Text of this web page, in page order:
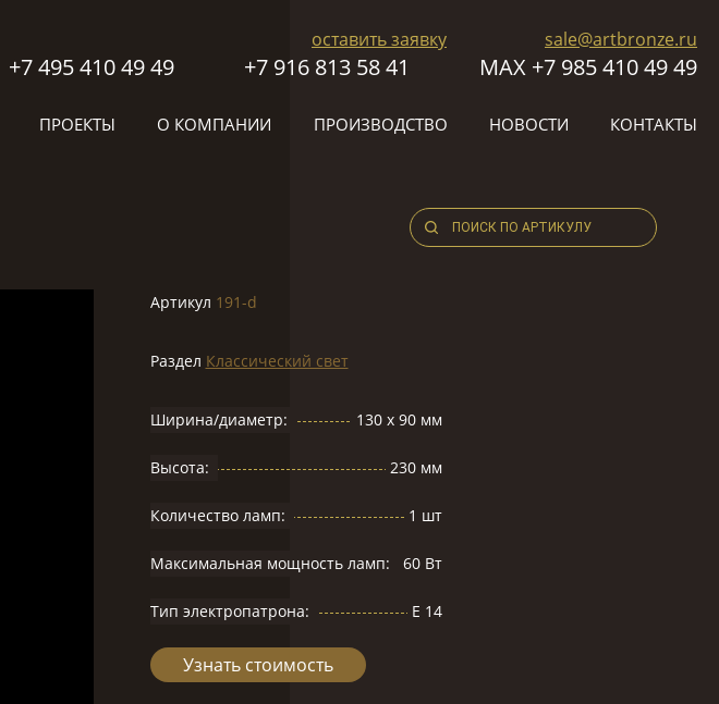
оставить заявку sale@artbronze.ru
+7 495 410 49 49 +7 916 813 58 41 МАХ +7 985 410 49 49
ПРОЕКТЫ О КОМПАНИИ ПРОИЗВОДСТВО НОВОСТИ КОНТАКТЫ
Артикул 191-d
Раздел Классический свет
Ширина/диаметр: 130 х 90 мм
Высота: 230 мм
Количество ламп: 1 шт
Максимальная мощность ламп: 60 Вт
Тип электропатрона: Е 14
Узнать стоимость